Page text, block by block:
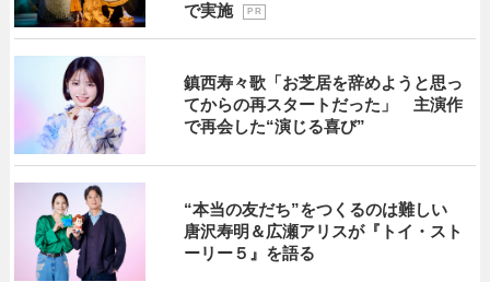
で実施
P R
鎮西寿々歌「お芝居を辞めようと思っ
てからの再スタートだった」 主演作
で再会した“演じる喜び”
“本当の友だち”をつくるのは難しい
唐沢寿明＆広瀬アリスが『トイ・スト
ーリー５』を語る